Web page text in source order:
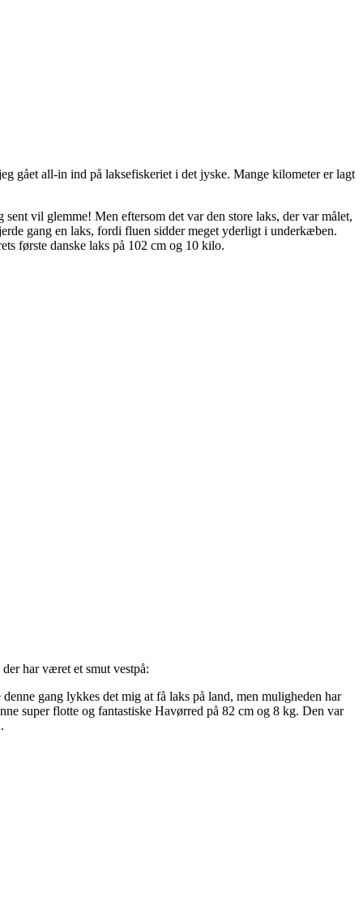
gået all-in ind på laksefiskeriet i det jyske. Mange kilometer er lagt
vil glemme! Men eftersom det var den store laks, der var målet,
gang en laks, fordi fluen sidder meget yderligt i underkæben.
første danske laks på 102 cm og 10 kilo.
har været et smut vestpå:
gang lykkes det mig at få laks på land, men muligheden har
super flotte og fantastiske Havørred på 82 cm og 8 kg. Den var